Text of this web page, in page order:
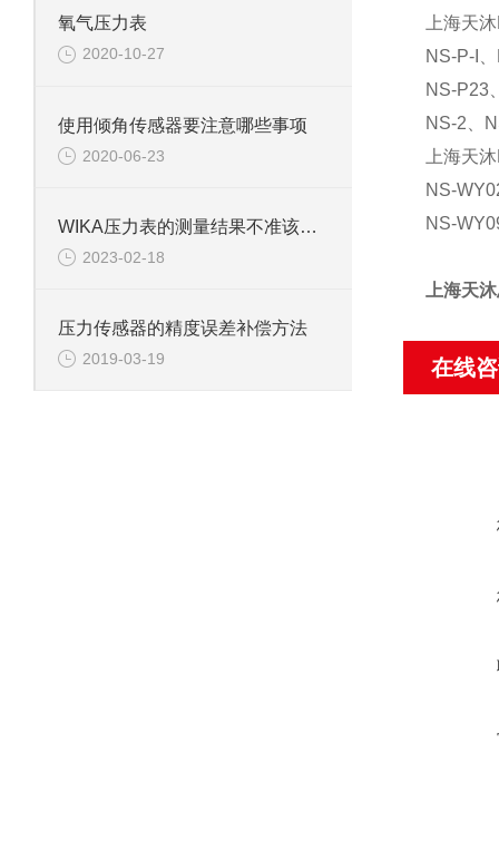
上海天
NS-P-I
NS-P23
NS-2、
上海天
NS-
NS-
上海天
在线
氧气压力表
2020-10-27
使用倾角传感器要注意哪些事项
2020-06-23
WIKA压力表的测量结果不准该怎么办
2023-02-18
压力传感器的精度误差补偿方法
2019-03-19